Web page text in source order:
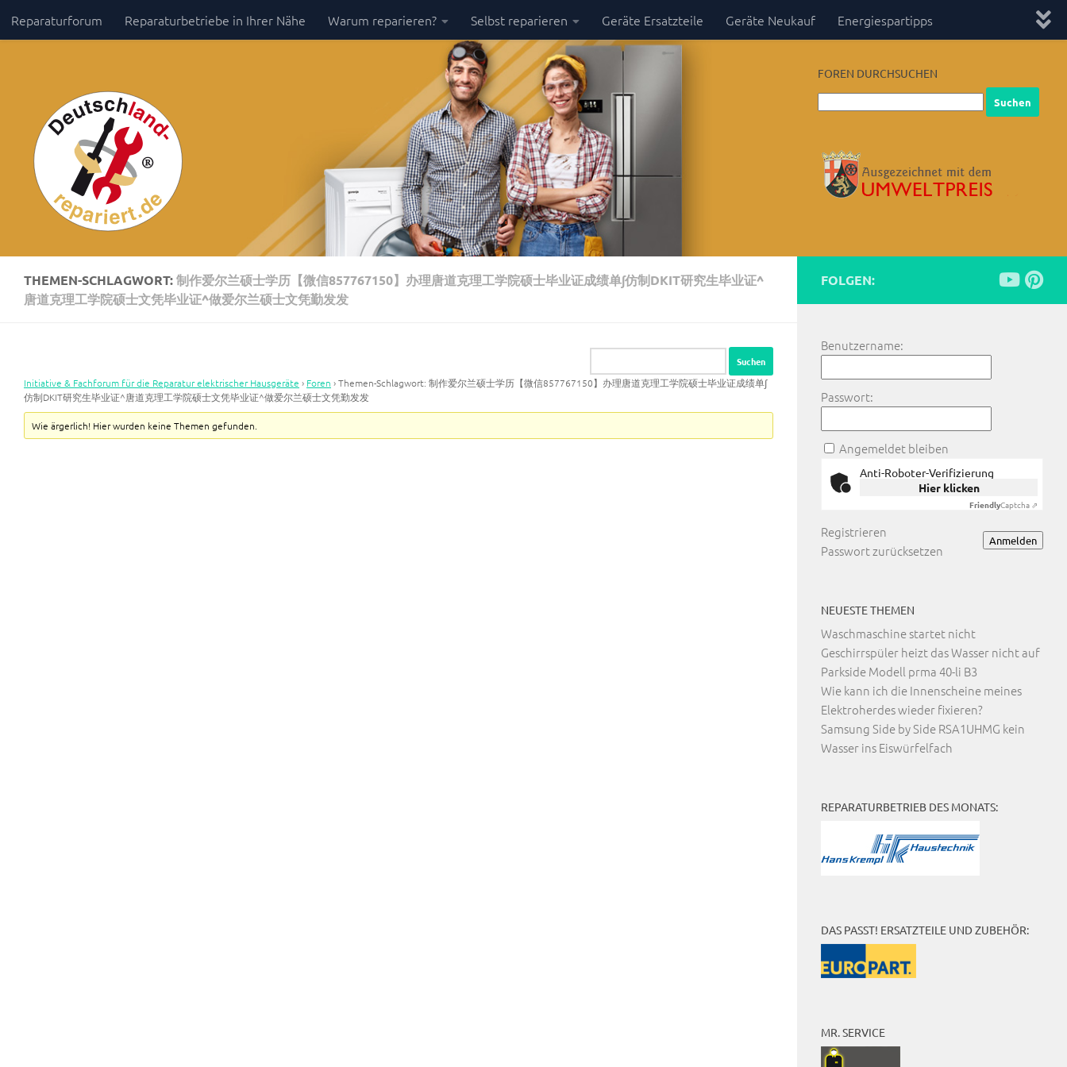
Zum Inhalt springen
Reparaturforum Reparaturbetriebe in Ihrer Nähe Warum reparieren? Selbst reparieren Geräte Ersatzteile Geräte Neukauf Energiespartipps
FOREN DURCHSUCHEN
THEMEN-SCHLAGWORT:制作爱尔兰硕士学历【微信857767150】办理唐道克理工学院硕士毕业证成绩单∫仿制DKIT研究生毕业证^
唐道克理工学院硕士文凭毕业证^做爱尔兰硕士文凭勤发发
Initiative & Fachforum für die Reparatur elektrischer Hausgeräte › Foren ›Themen-Schlagwort: 制作爱尔兰硕士学历【微信857767150】办理唐道克理工学院硕士毕业证成绩单∫
仿制DKIT研究生毕业证^唐道克理工学院硕士文凭毕业证^做爱尔兰硕士文凭勤发发
Wie ärgerlich! Hier wurden keine Themen gefunden.
FOLGEN:
Benutzername:
Passwort:
Angemeldet bleiben
Anti-Roboter-Verifizierung
Hier klicken
FriendlyCaptcha ⇗
Anmelden
Registrieren
Passwort zurücksetzen
NEUESTE THEMEN
Waschmaschine startet nicht
Geschirrspüler heizt das Wasser nicht auf
Parkside Modell prma 40-li B3
Wie kann ich die Innenscheine meines
Elektroherdes wieder fixieren?
Samsung Side by Side RSA1UHMG kein
Wasser ins Eiswürfelfach
REPARATURBETRIEB DES MONATS:
DAS PASST! ERSATZTEILE UND ZUBEHÖR:
MR. SERVICE